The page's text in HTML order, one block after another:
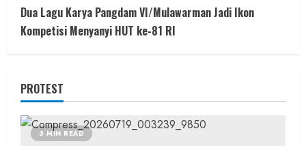
Dua Lagu Karya Pangdam VI/Mulawarman Jadi Ikon
Kompetisi Menyanyi HUT ke-81 RI
PROTEST
3 MIN READ